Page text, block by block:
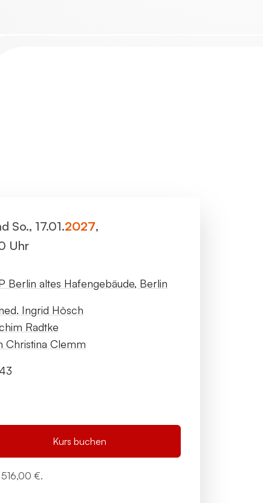
So., 17.01.2027,
Uhr
Berlin altes Hafengebäude, Berlin
Ingrid Hösch
Radtke
Christina Clemm
Kurs buchen
516,00 €.